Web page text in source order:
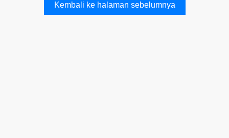
Kembali ke halaman sebelumnya